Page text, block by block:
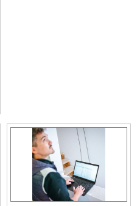
Skip Forward